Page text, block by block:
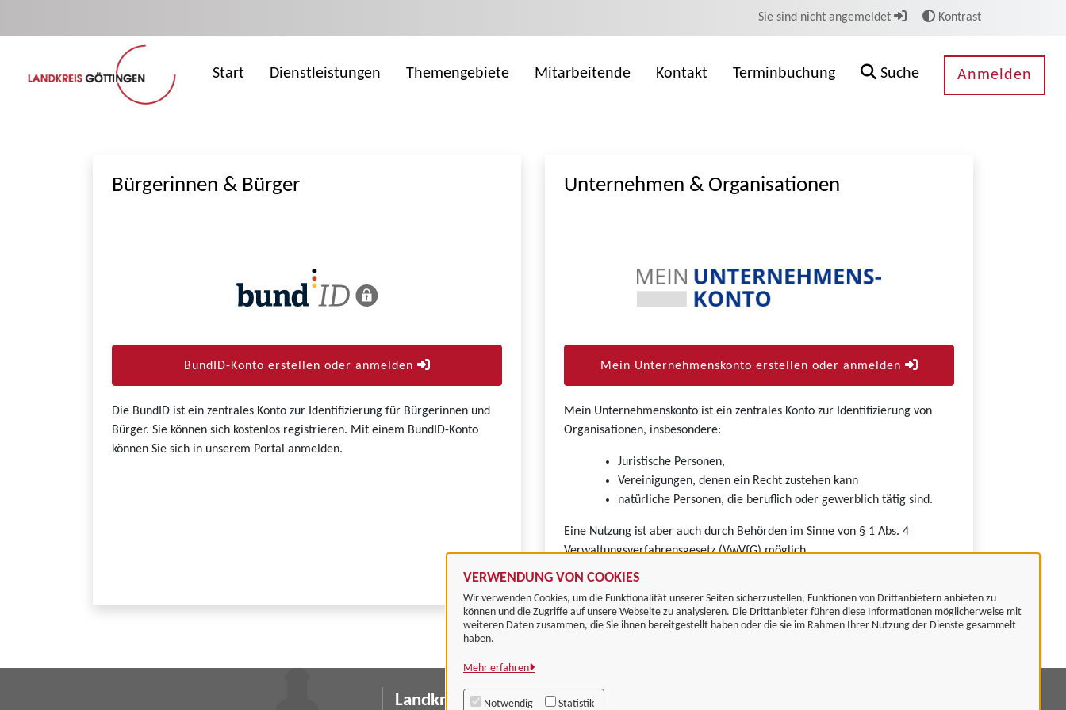
VERWENDUNG VON COOKIES
Wir verwenden Cookies, um die Funktionalität unserer Seiten sicherzustellen, Funktionen von Drittanbietern anbieten zu
können und die Zugriffe auf unsere Webseite zu analysieren. Die Drittanbieter führen diese Informationen möglicherweise mit
weiteren Daten zusammen, die Sie ihnen bereitgestellt haben oder die sie im Rahmen Ihrer Nutzung der Dienste gesammelt
haben.
Mehr erfahren
Notwendig Statistik
Sie sind nicht angemeldet Kontrast
Start Dienstleistungen Themengebiete Mitarbeitende Kontakt Terminbuchung Suche Anmelden
Bürgerinnen & Bürger
BundID-Konto erstellen oder anmelden
Die BundID ist ein zentrales Konto zur Identifizierung für Bürgerinnen und
Bürger. Sie können sich kostenlos registrieren. Mit einem BundID-Konto
können Sie sich in unserem Portal anmelden.
Unternehmen & Organisationen
Mein Unternehmenskonto erstellen oder anmelden
Mein Unternehmenskonto ist ein zentrales Konto zur Identifizierung von
Organisationen, insbesondere:
Juristische Personen,
Vereinigungen, denen ein Recht zustehen kann
natürliche Personen, die beruflich oder gewerblich tätig sind.
Eine Nutzung ist aber auch durch Behörden im Sinne von § 1 Abs. 4
Verwaltungsverfahrensgesetz (VwVfG) möglich.
Landkreis Göttingen